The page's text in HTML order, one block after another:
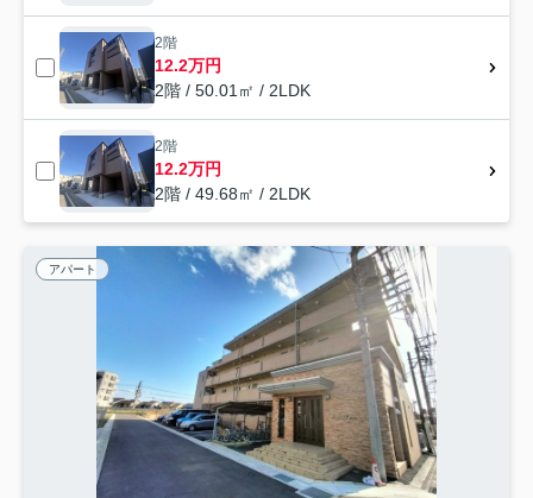
2階
12.2万円
2階 / 50.01㎡ / 2LDK
2階
12.2万円
2階 / 49.68㎡ / 2LDK
アパート